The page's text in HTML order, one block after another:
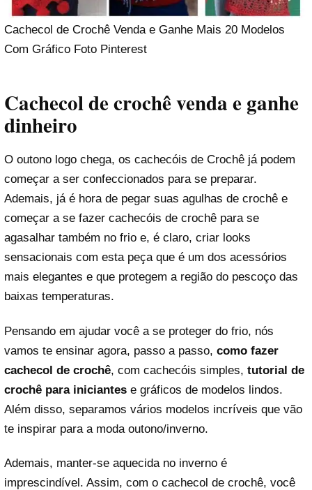
Cachecol de Crochê Venda e Ganhe Mais 20 Modelos
Com Gráfico Foto Pinterest
Cachecol de crochê venda e ganhe
dinheiro
O outono logo chega, os cachecóis de Crochê já podem
começar a ser confeccionados para se preparar.
Ademais, já é hora de pegar suas agulhas de crochê e
começar a se fazer cachecóis de crochê para se
agasalhar também no frio e, é claro, criar looks
sensacionais com esta peça que é um dos acessórios
mais elegantes e que protegem a região do pescoço das
baixas temperaturas.
Pensando em ajudar você a se proteger do frio, nós
vamos te ensinar agora, passo a passo, como fazer
cachecol de crochê, com cachecóis simples, tutorial de
crochê para iniciantes e gráficos de modelos lindos.
Além disso, separamos vários modelos incríveis que vão
te inspirar para a moda outono/inverno.
Ademais, manter-se aquecida no inverno é
imprescindível. Assim, com o cachecol de crochê, você